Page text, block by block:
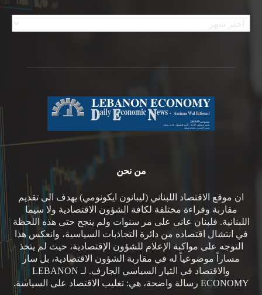
الأرشيف
من نحن
ان موقع الاقتصاد اللبناني (ليبانون ايكونومي) يهدف الى تقديم
مقاربة وقراءة مختلفة لكافة الشؤون الاقتصادية ولا سيما
اللبنانية. فلبنان عانى على مر سنوات ولم ينجح حتى هذه اللحظة
في انتشال اقتصاده من دائرة التجاذبات السياسية، وانعكس هذا
التوجه على مواكبة الإعلام للشؤون الإقتصادية، حيث لم يتخذ
مساراً موضوعياً له في مقاربة الشؤون الاقتصادية، بل سار
والاقتصاد في التيار السياسي الجارف. لـ LEBANON
ECONOMY رسالة واضحة، هي: تغليب الاقتصاد على السياسة.